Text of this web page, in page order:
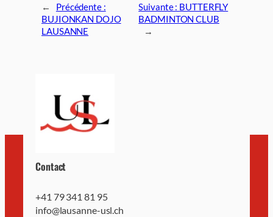
←
Précédente :
BUJIONKAN DOJO
LAUSANNE
Suivante : BUTTERFLY
BADMINTON CLUB
→
Contact
+41 79 341 81 95
info@lausanne-usl.ch